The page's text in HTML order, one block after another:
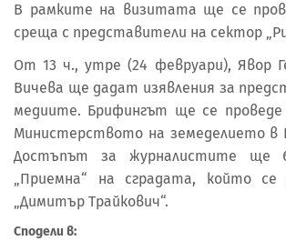
В рамките на визитата ще се
среща с представители на сектор
От 13 ч., утре (24 февруари), Явор
Вичева ще дадат изявления за
медиите. Брифингът ще се
Министерството на земеделието в
Достъпът за журналистите ще
„Приемна“ на сградата, който
„Димитър Трайкович“.
Сподели в: